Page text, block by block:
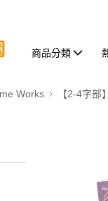
商品分類
Works 【2-4字部